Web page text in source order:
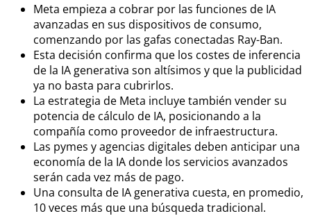
Meta empieza a cobrar por las funciones de IA
avanzadas en sus dispositivos de consumo,
comenzando por las gafas conectadas Ray-Ban.
Esta decisión confirma que los costes de inferencia
de la IA generativa son altísimos y que la publicidad
ya no basta para cubrirlos.
La estrategia de Meta incluye también vender su
potencia de cálculo de IA, posicionando a la
compañía como proveedor de infraestructura.
Las pymes y agencias digitales deben anticipar una
economía de la IA donde los servicios avanzados
serán cada vez más de pago.
Una consulta de IA generativa cuesta, en promedio,
10 veces más que una búsqueda tradicional.